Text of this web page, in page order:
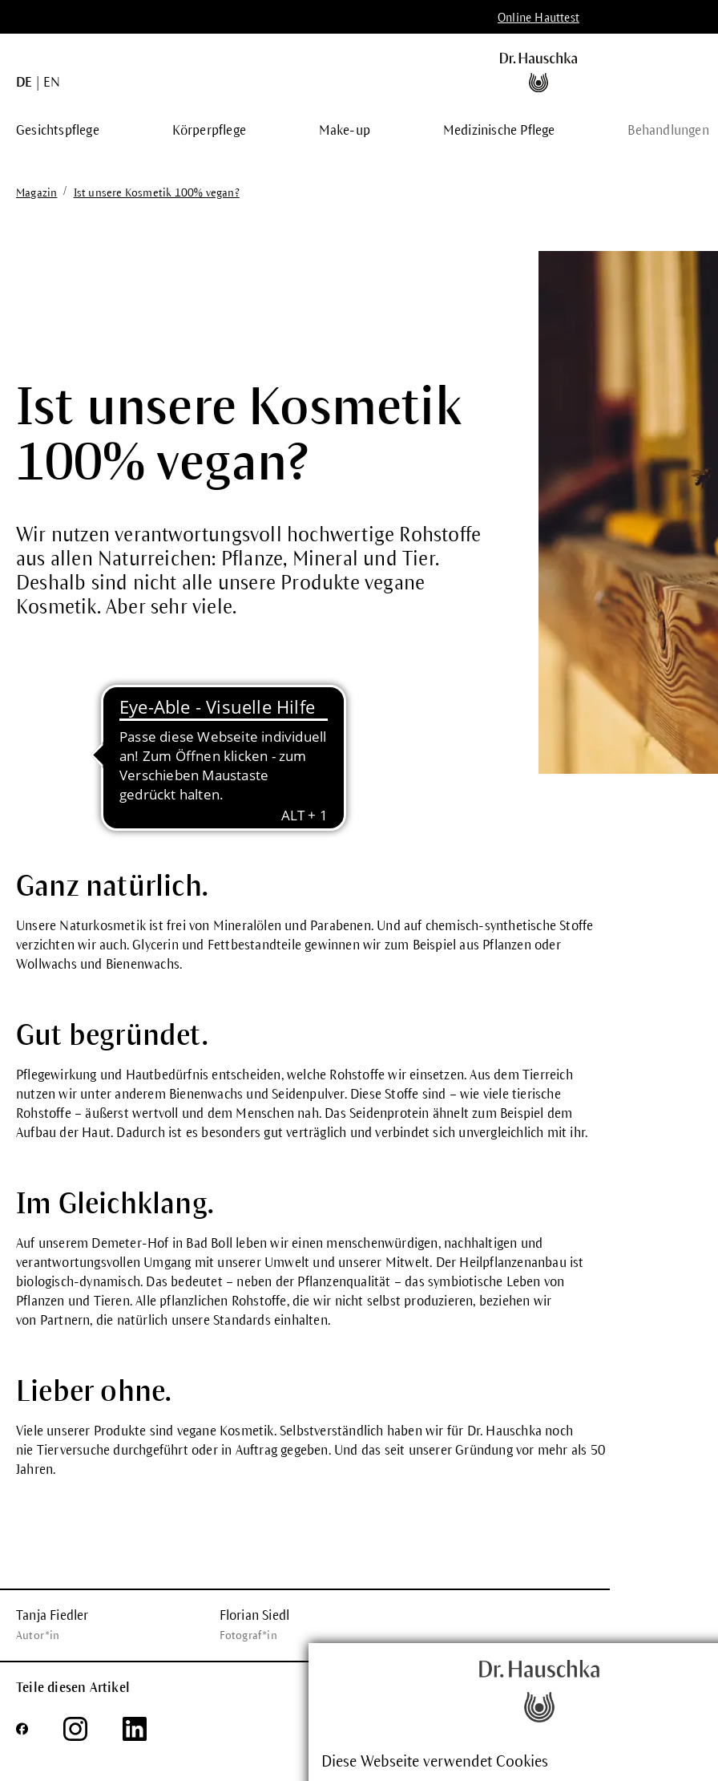
Diese Webseite verwendet Cookies
Online Hauttest
DE EN
Gesichtspflege Körperpflege Make-up Medizinische Pflege Behandlungen
Magazin / Ist unsere Kosmetik 100% vegan?
Ist unsere Kosmetik
100% vegan?
Wir nutzen verantwortungsvoll hochwertige Rohstoffe
aus allen Naturreichen: Pflanze, Mineral und Tier.
Deshalb sind nicht alle unsere Produkte vegane
Kosmetik. Aber sehr viele.
Ganz natürlich.
Unsere Naturkosmetik ist frei von Mineralölen und Parabenen. Und auf chemisch-synthetische Stoffe
verzichten wir auch.Glycerin und Fettbestandteile gewinnen wir zum Beispiel aus Pflanzen oder
Wollwachs und Bienenwachs.
Gut begründet.
Pflegewirkung und Hautbedürfnis entscheiden, welche Rohstoffe wir einsetzen. Aus dem Tierreich
nutzen wir unter anderem Bienenwachs und Seidenpulver. Diese Stoffe sind – wie viele tierische
Rohstoffe – äußerst wertvoll und dem Menschen nah. Das Seidenprotein ähnelt zum Beispiel dem
Aufbau der Haut. Dadurch ist es besonders gut verträglich und verbindet sich unvergleichlich mit ihr.
Im Gleichklang.
Auf unserem Demeter-Hof in Bad Boll leben wir einen menschenwürdigen, nachhaltigen und
verantwortungsvollen Umgang mit unserer Umwelt und unserer Mitwelt. Der Heilpflanzenanbau ist
biologisch-dynamisch. Das bedeutet – neben der Pflanzenqualität – das symbiotische Leben von
Pflanzen und Tieren. Alle pflanzlichen Rohstoffe, die wir nicht selbst produzieren, beziehen wir
von Partnern, die natürlich unsere Standards einhalten.
Lieber ohne.
Viele unserer Produkte sind vegane Kosmetik. Selbstverständlich haben wir für Dr. Hauschka noch
nie Tierversuche durchgeführt oder in Auftrag gegeben. Und das seit unserer Gründung vor mehr als 50
Jahren.
Tanja Fiedler
Autor*in
Florian Siedl
Fotograf*in
Teile diesen Artikel